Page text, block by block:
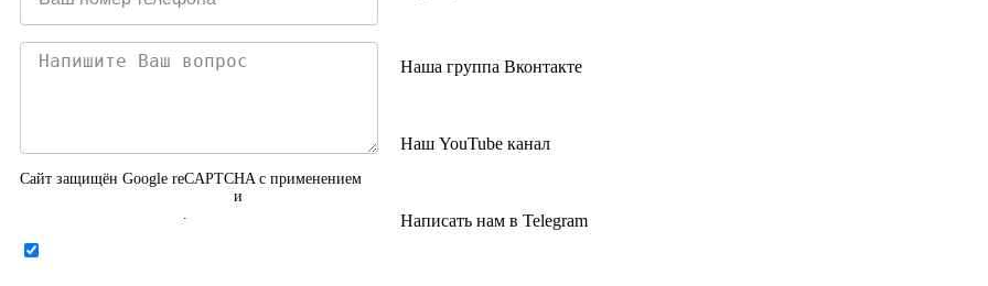
Сайт защищён Google reCAPTCHA с применением
и
Наша группа Вконтакте
Наш YouTube канал
Написать нам в Telegram